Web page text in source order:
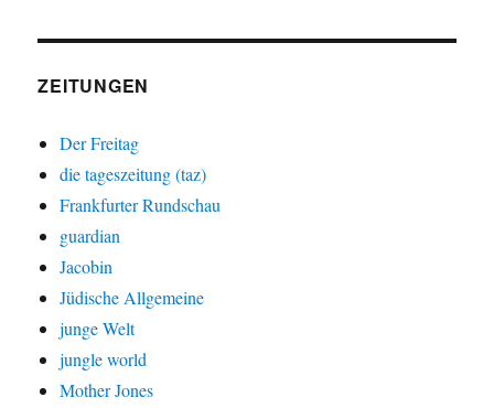
ZEITUNGEN
Der Freitag
die tageszeitung (taz)
Frankfurter Rundschau
guardian
Jacobin
Jüdische Allgemeine
junge Welt
jungle world
Mother Jones